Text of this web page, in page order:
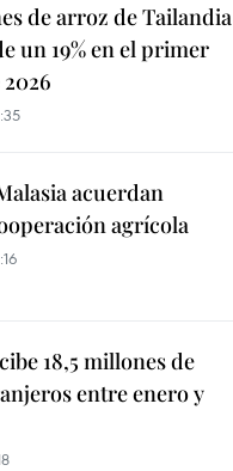
de arroz de Tailandia
un 19% en el primer
acuerdan
agrícola
18,5 millones de
entre enero y